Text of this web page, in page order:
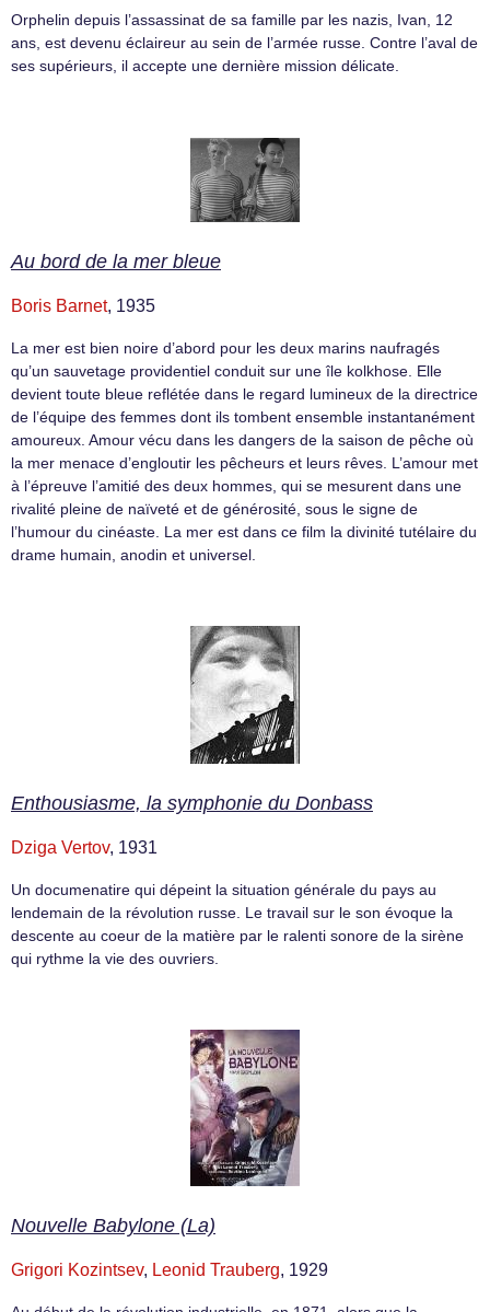
Orphelin depuis l’assassinat de sa famille par les nazis, Ivan, 12
ans, est devenu éclaireur au sein de l’armée russe. Contre l’aval de
ses supérieurs, il accepte une dernière mission délicate.
Au bord de la mer bleue
Boris Barnet, 1935
La mer est bien noire d’abord pour les deux marins naufragés
qu’un sauvetage providentiel conduit sur une île kolkhose. Elle
devient toute bleue reflétée dans le regard lumineux de la directrice
de l’équipe des femmes dont ils tombent ensemble instantanément
amoureux. Amour vécu dans les dangers de la saison de pêche où
la mer menace d’engloutir les pêcheurs et leurs rêves. L’amour met
à l’épreuve l’amitié des deux hommes, qui se mesurent dans une
rivalité pleine de naïveté et de générosité, sous le signe de
l’humour du cinéaste. La mer est dans ce film la divinité tutélaire du
drame humain, anodin et universel.
Enthousiasme, la symphonie du Donbass
Dziga Vertov, 1931
Un documenatire qui dépeint la situation générale du pays au
lendemain de la révolution russe. Le travail sur le son évoque la
descente au coeur de la matière par le ralenti sonore de la sirène
qui rythme la vie des ouvriers.
Nouvelle Babylone (La)
Grigori Kozintsev, Leonid Trauberg, 1929